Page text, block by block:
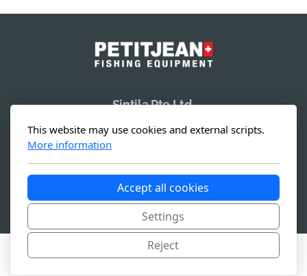
Sintila Pte Ltd.
Singapore 788 713
This website may use cookies and external scripts.
More information
Accept all cookies
Settings
Reject